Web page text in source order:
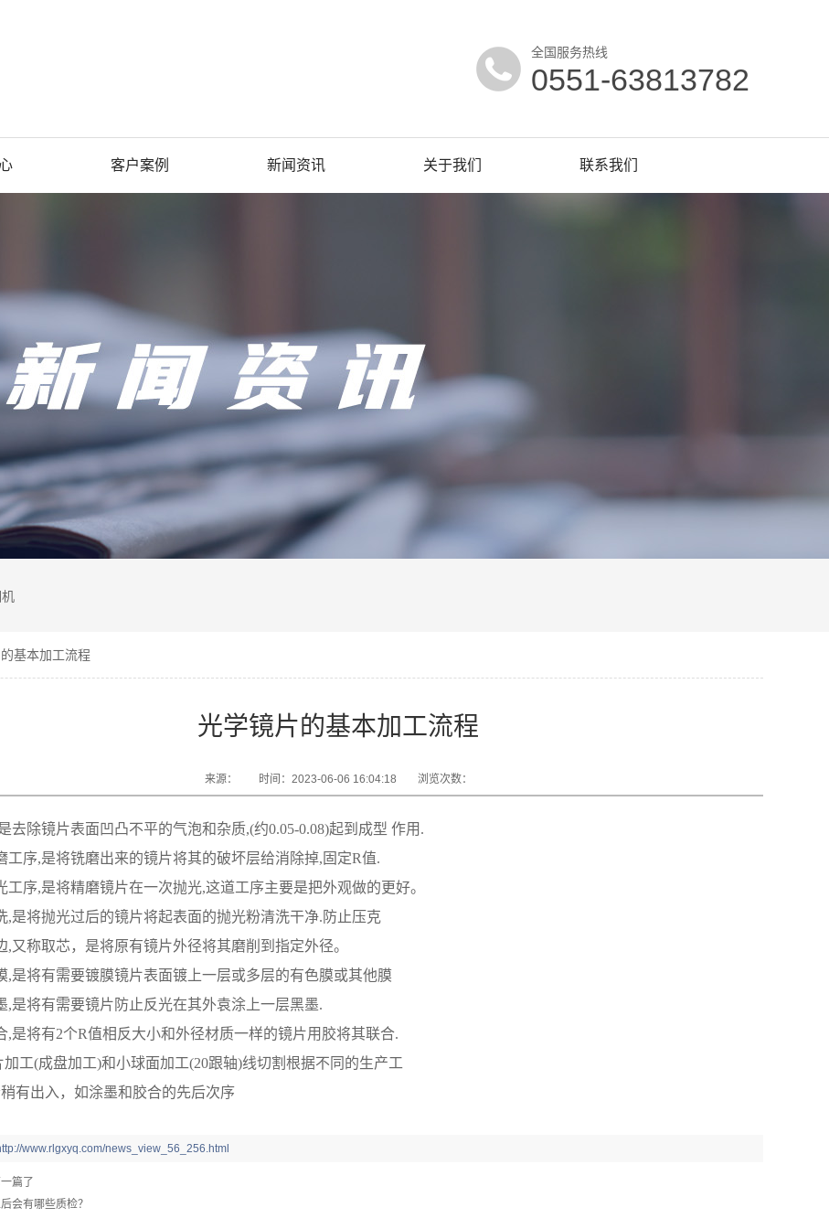
全国服务热线
0551-63813782
客户案例 新闻资讯 关于我们 联系我们
基本加工流程
光学镜片的基本加工流程
来源： 时间：2023-06-06 16:04:18 浏览次数：
去除镜片表面凹凸不平的气泡和杂质,(约0.05-0.08)起到成型 作用.
工序,是将铣磨出来的镜片将其的破坏层给消除掉,固定R值.
工序,是将精磨镜片在一次抛光,这道工序主要是把外观做的更好。
,是将抛光过后的镜片将起表面的抛光粉清洗干净.防止压克
,又称取芯，是将原有镜片外径将其磨削到指定外径。
,是将有需要镀膜镜片表面镀上一层或多层的有色膜或其他膜
,是将有需要镜片防止反光在其外袁涂上一层黑墨.
,是将有2个R值相反大小和外径材质一样的镜片用胶将其联合.
工(成盘加工)和小球面加工(20跟轴)线切割根据不同的生产工
有出入，如涂墨和胶合的先后次序
www.rlgxyq.com/news_view_56_256.html
篇了
会有哪些质检？